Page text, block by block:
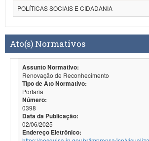
POLÍTICAS SOCIAIS E CIDADANIA
Ato(s) Normativos
Assunto Normativo:
Renovação de Reconhecimento
Tipo de Ato Normativo:
Portaria
Número:
0398
Data da Publicação:
02/06/2025
Endereço Eletrônico: